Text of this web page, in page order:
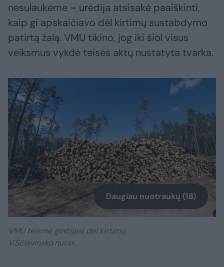
nesulaukėme – urėdija atsisakė paaiškinti,
kaip gi apskaičiavo dėl kirtimų sustabdymo
patirtą žalą. VMU tikino, jog iki šiol visus
veiksmus vykdė teisės aktų nustatyta tvarka.
Daugiau nuotraukų (18)
VMU teisme ginčijasi dėl kirtimų.
V.Ščiavinsko nuotr.